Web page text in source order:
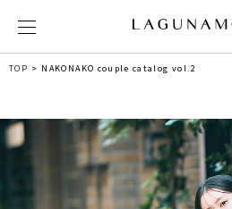
TOP NAKONAKO couple catalog vol.2